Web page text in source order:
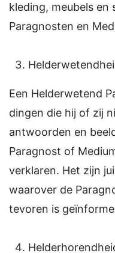
kleding, meubels en
Paragnosten en
Een Helderwetend
dingen die hij of zij
antwoorden en
Paragnost of
verklaren. Het zijn
waarover de
tevoren is